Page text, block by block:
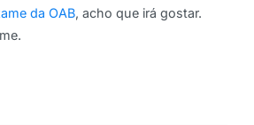
da OAB, acho que irá gostar.